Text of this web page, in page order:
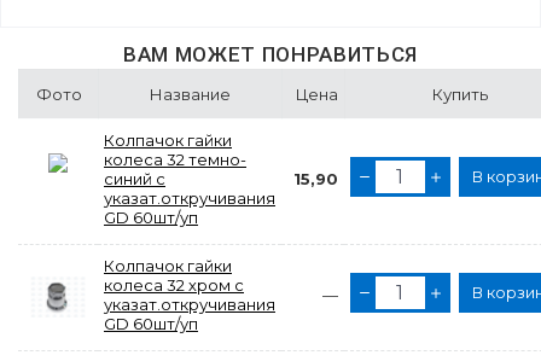
ВАМ МОЖЕТ ПОНРАВИТЬСЯ
Фото Название Цена Купить
Колпачок гайки
колеса 32 темно-
синий с
указат.откручивания
GD 60шт/уп
15,90 В
Колпачок гайки
колеса 32 хром с
указат.откручивания
GD 60шт/уп
— В